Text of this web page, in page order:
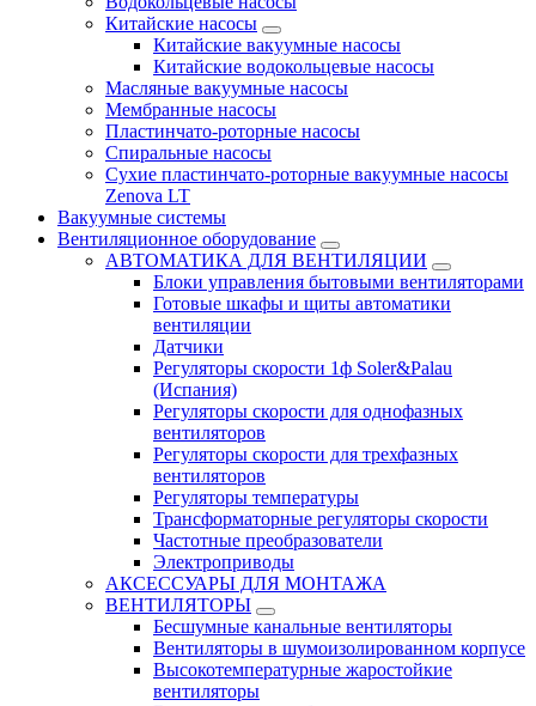
Китайские насосы
Китайские вакуумные насосы
Китайские водокольцевые насосы
Масляные вакуумные насосы
Мембранные насосы
Пластинчато-роторные насосы
Спиральные насосы
Сухие пластинчато-роторные вакуумные насосы
Zenova LT
Вакуумные системы
Вентиляционное оборудование
АВТОМАТИКА ДЛЯ ВЕНТИЛЯЦИИ
Блоки управления бытовыми вентиляторами
Готовые шкафы и щиты автоматики
вентиляции
Датчики
Регуляторы скорости 1ф Soler&Palau
(Испания)
Регуляторы скорости для однофазных
вентиляторов
Регуляторы скорости для трехфазных
вентиляторов
Регуляторы температуры
Трансформаторные регуляторы скорости
Частотные преобразователи
Электроприводы
АКСЕССУАРЫ ДЛЯ МОНТАЖА
ВЕНТИЛЯТОРЫ
Бесшумные канальные вентиляторы
Вентиляторы в шумоизолированном корпусе
Высокотемпературные жаростойкие
вентиляторы